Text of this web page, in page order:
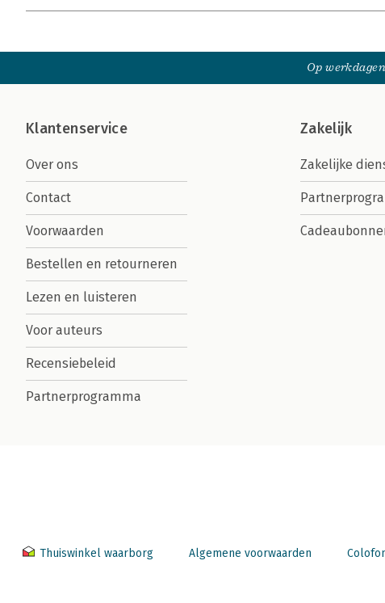
Op
Klantenservice
Over ons
Contact
Voorwaarden
Bestellen en retourneren
Lezen en luisteren
Voor auteurs
Recensiebeleid
Partnerprogramma
Zakelijk
Zakelijke
Thuiswinkel waarborg Algemene voorwaarden